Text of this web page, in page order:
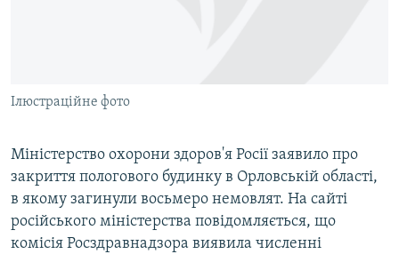
ІНФОГРАФІКА
ДОЛУЧАЙСЯ!
Усі сайти RFE/RL
Ілюстраційне фото
Міністерство охорони здоров'я Росії заявило про
закриття пологового будинку в Орловській області,
в якому загинули восьмеро немовлят. На сайті
російського міністерства повідомляється, що
комісія Росздравнадзора виявила численні